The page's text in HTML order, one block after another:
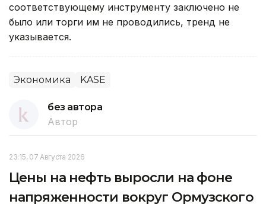
соответствующему инструменту заключено не
было или торги им не проводились, тренд не
указывается.
Экономика KASE
без автора
Автор
23:15, 07 Августа 2026
Цены на нефть выросли на фоне
напряженности вокруг Ормузского